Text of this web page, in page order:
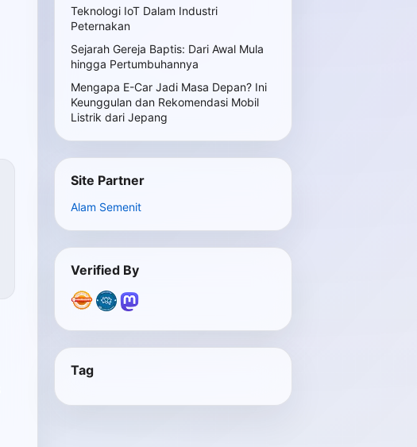
Teknologi IoT Dalam Industri
Peternakan
Sejarah Gereja Baptis: Dari Awal Mula
hingga Pertumbuhannya
Mengapa E-Car Jadi Masa Depan? Ini
Keunggulan dan Rekomendasi Mobil
Listrik dari Jepang
Site Partner
Alam Semenit
Verified By
Tag